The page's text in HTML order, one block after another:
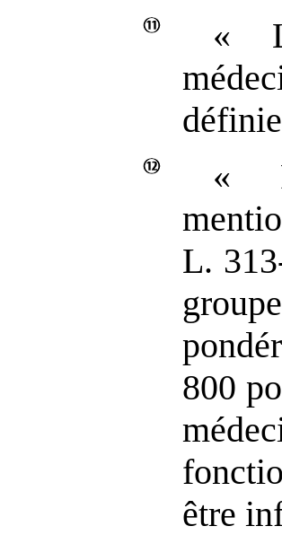
«
«
L.
800
être